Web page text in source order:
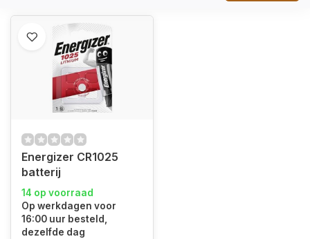
Energizer CR1025
batterij
14 op voorraad
Op werkdagen voor
16:00 uur besteld,
dezelfde dag